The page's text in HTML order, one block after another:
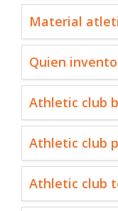
Material
Quien
Athletic club
Athletic club
Athletic club